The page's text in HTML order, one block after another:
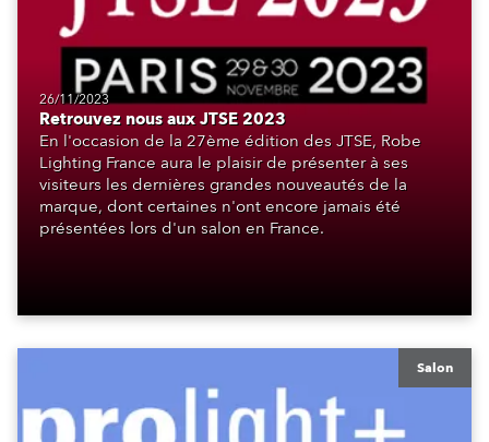
26/11/2023
Retrouvez nous aux JTSE 2023
En l'occasion de la 27ème édition des JTSE, Robe
Lighting France aura le plaisir de présenter à ses
visiteurs les dernières grandes nouveautés de la
marque, dont certaines n'ont encore jamais été
présentées lors d'un salon en France.
Salon